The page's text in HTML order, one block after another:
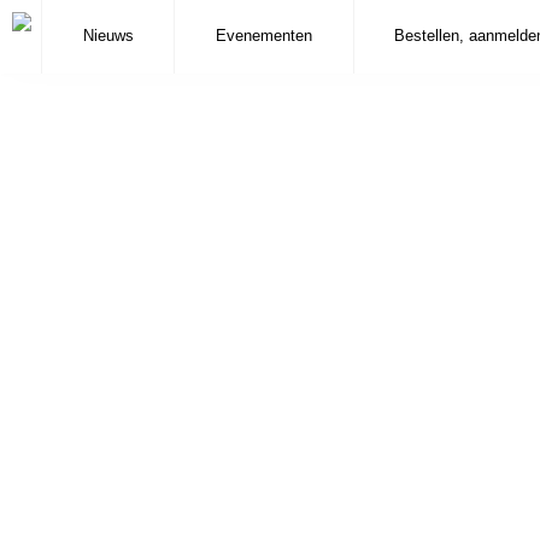
Nieuws Evenementen Bestellen,